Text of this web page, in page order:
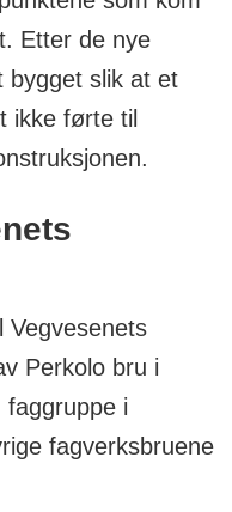
og mangler.
av
i
inklusive
for bru
ferdig i løpet av
Etter de nye
bygget slik at et
ikke førte til
Vegvesenets
Perkolo bru i
faggruppe i
fagverksbruene